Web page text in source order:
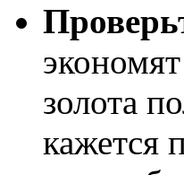
золота
кажется